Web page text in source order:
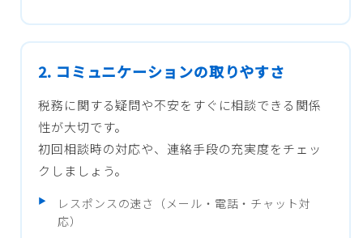
2. コミュニケーションの取りやすさ
税務に関する疑問や不安をすぐに相談できる関係
性が大切です。
初回相談時の対応や、連絡手段の充実度をチェッ
クしましょう。
レスポンスの速さ（メール・電話・チャット対
応）